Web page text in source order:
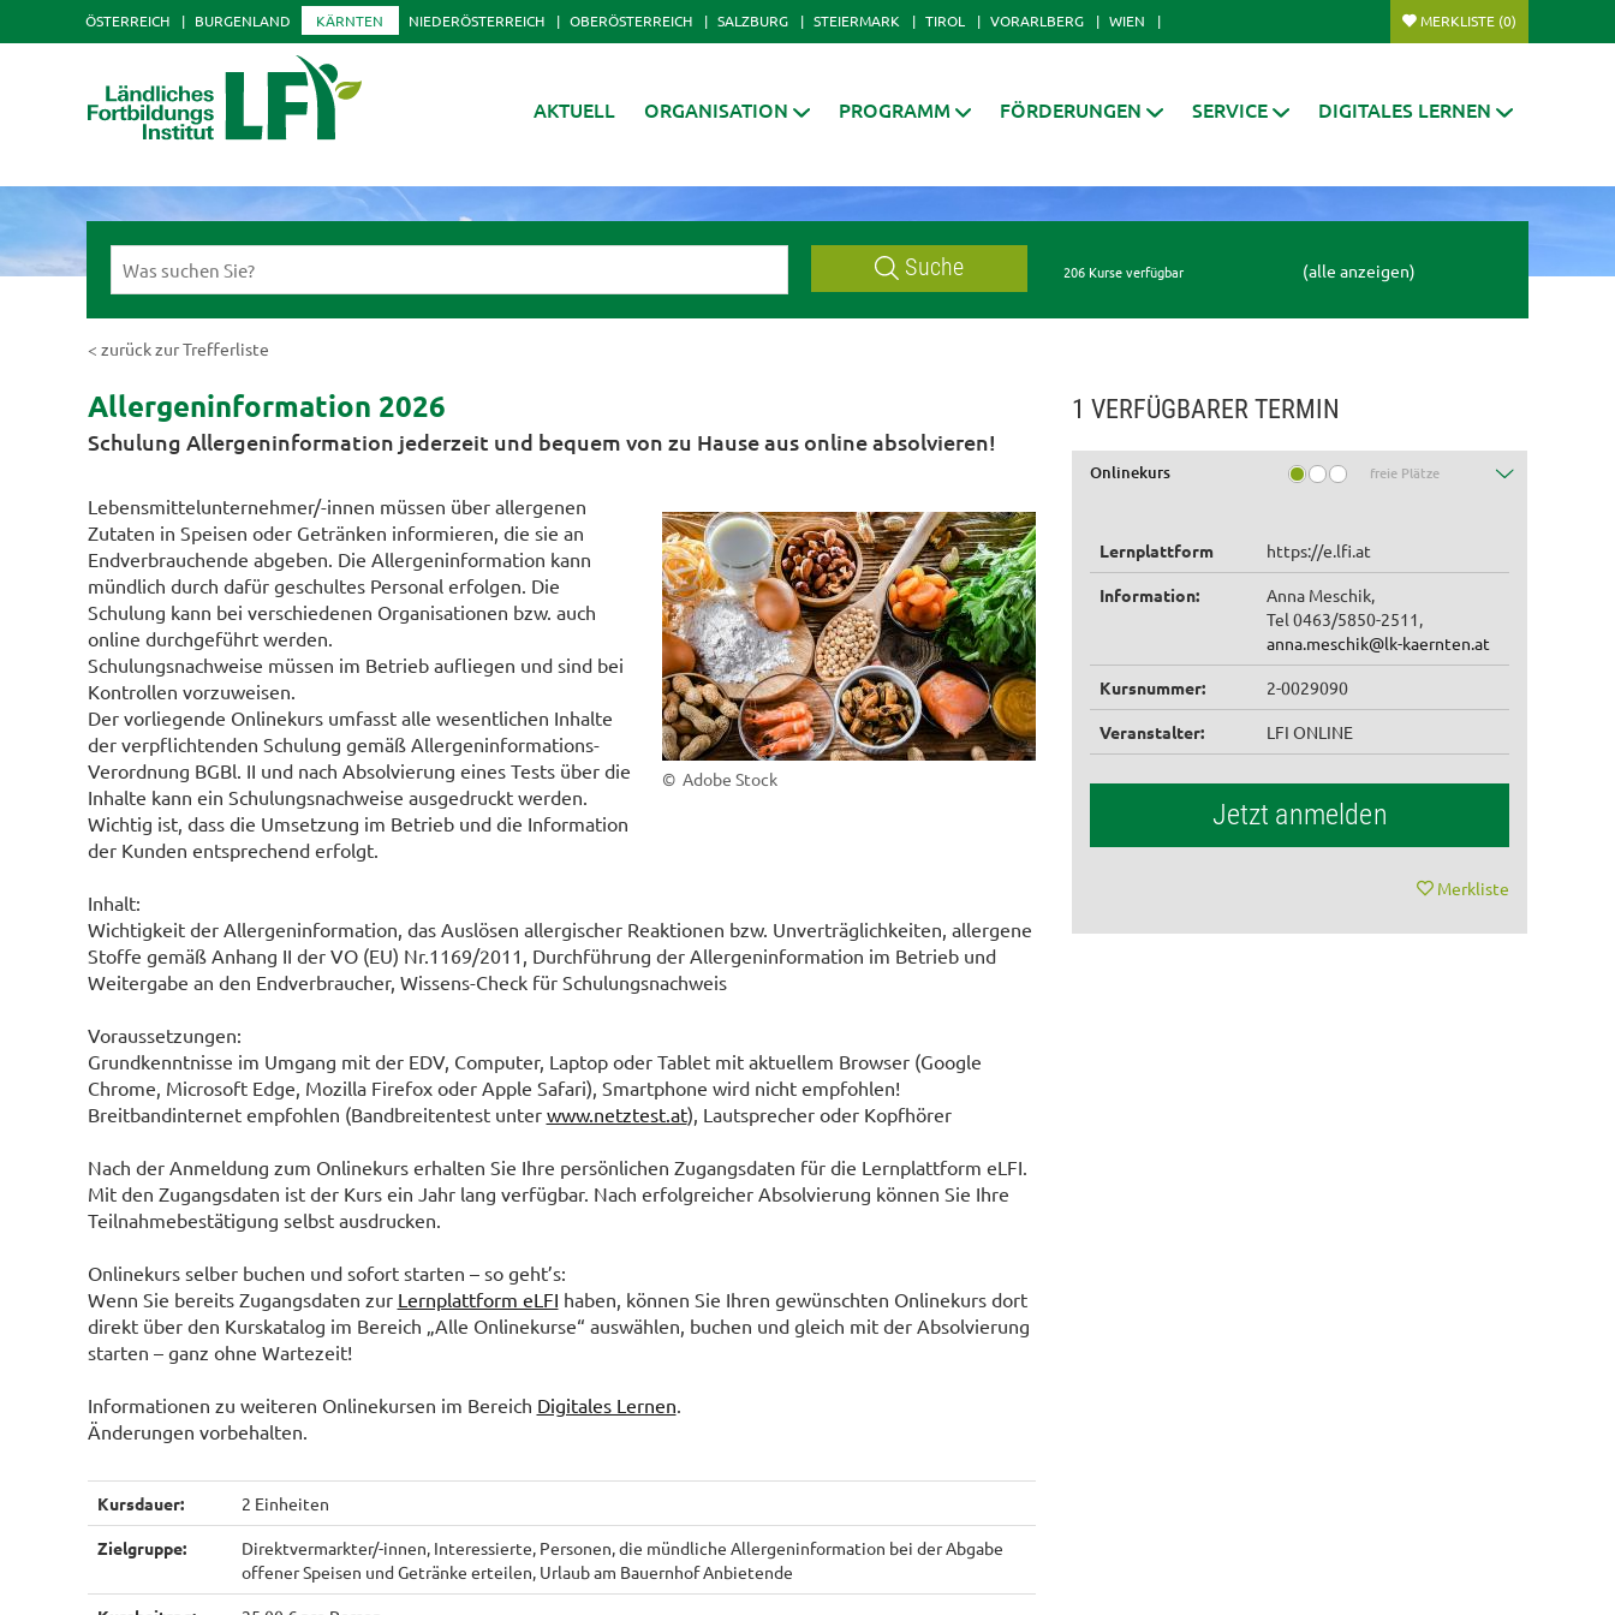
ÖSTERREICH BURGENLAND KÄRNTEN NIEDERÖSTERREICH OBERÖSTERREICH SALZBURG STEIERMARK TIROL VORARLBERG WIEN MERKLISTE (0)
AKTUELL ORGANISATION PROGRAMM FÖRDERUNGEN SERVICE DIGITALES LERNEN
Suche 206 Kurse verfügbar (alle anzeigen)
< zurück zur Trefferliste
Allergeninformation 2026
Schulung Allergeninformation jederzeit und bequem von zu Hause aus online absolvieren!
© Adobe Stock
Lebensmittelunternehmer/-innen müssen über allergenen
Zutaten in Speisen oder Getränken informieren, die sie an
Endverbrauchende abgeben. Die Allergeninformation kann
mündlich durch dafür geschultes Personal erfolgen. Die
Schulung kann bei verschiedenen Organisationen bzw. auch
online durchgeführt werden.
Schulungsnachweise müssen im Betrieb aufliegen und sind bei
Kontrollen vorzuweisen.
Der vorliegende Onlinekurs umfasst alle wesentlichen Inhalte
der verpflichtenden Schulung gemäß Allergeninformations-
Verordnung BGBl. II und nach Absolvierung eines Tests über die
Inhalte kann ein Schulungsnachweise ausgedruckt werden.
Wichtig ist, dass die Umsetzung im Betrieb und die Information
der Kunden entsprechend erfolgt.
Inhalt:
Wichtigkeit der Allergeninformation, das Auslösen allergischer Reaktionen bzw. Unverträglichkeiten, allergene
Stoffe gemäß Anhang II der VO (EU) Nr.1169/2011, Durchführung der Allergeninformation im Betrieb und
Weitergabe an den Endverbraucher, Wissens-Check für Schulungsnachweis
Voraussetzungen:
Grundkenntnisse im Umgang mit der EDV, Computer, Laptop oder Tablet mit aktuellem Browser (Google
Chrome, Microsoft Edge, Mozilla Firefox oder Apple Safari), Smartphone wird nicht empfohlen!
Breitbandinternet empfohlen (Bandbreitentest unter www.netztest.at), Lautsprecher oder Kopfhörer
Nach der Anmeldung zum Onlinekurs erhalten Sie Ihre persönlichen Zugangsdaten für die Lernplattform eLFI.
Mit den Zugangsdaten ist der Kurs ein Jahr lang verfügbar. Nach erfolgreicher Absolvierung können Sie Ihre
Teilnahmebestätigung selbst ausdrucken.
Onlinekurs selber buchen und sofort starten – so geht’s:
Wenn Sie bereits Zugangsdaten zur Lernplattform eLFI haben, können Sie Ihren gewünschten Onlinekurs dort
direkt über den Kurskatalog im Bereich „Alle Onlinekurse“ auswählen, buchen und gleich mit der Absolvierung
starten – ganz ohne Wartezeit!
Informationen zu weiteren Onlinekursen im Bereich Digitales Lernen.
Änderungen vorbehalten.
Kursdauer: 2 Einheiten
Zielgruppe:
Direktvermarkter/-innen, Interessierte, Personen, die mündliche Allergeninformation bei der Abgabe
offener Speisen und Getränke erteilen, Urlaub am Bauernhof Anbietende
1 VERFÜGBARER TERMIN
Onlinekurs freie Plätze
Lernplattform https://e.lfi.at
Information:
Anna Meschik,
Tel 0463/5850-2511,
anna.meschik@lk-kaernten.at
Kursnummer: 2-0029090
Veranstalter: LFI ONLINE
Jetzt anmelden
Merkliste